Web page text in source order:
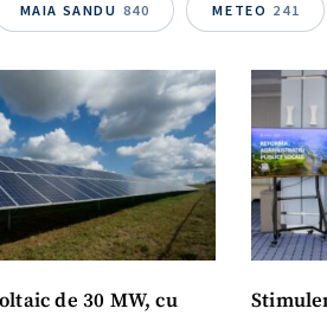
MAIA SANDU 840 METEO 241
de 30 MW, cu